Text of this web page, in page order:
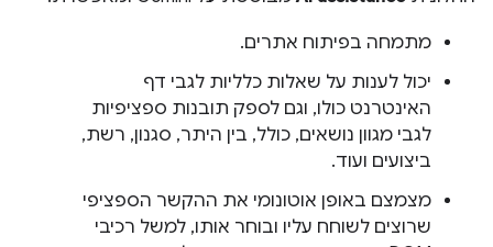
מתמחה בפיתוח אתרים.
יכול לענות על שאלות כלליות לגבי דף
האינטרנט כולו, וגם לספק תובנות ספציפיות
לגבי מגוון נושאים, כולל, בין היתר, סגנון, רשת,
ביצועים ועוד.
מצמצם באופן אוטונומי את ההקשר הספציפי
שרוצים לשוחח עליו ובוחר אותו, למשל רכיבי